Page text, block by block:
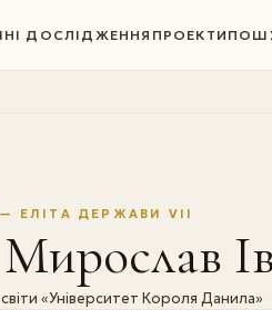
ДОСЛІДЖЕННЯ ПРОЕКТИ
ЕЛІТА ДЕРЖАВИ VII
«Університет Короля Данила»